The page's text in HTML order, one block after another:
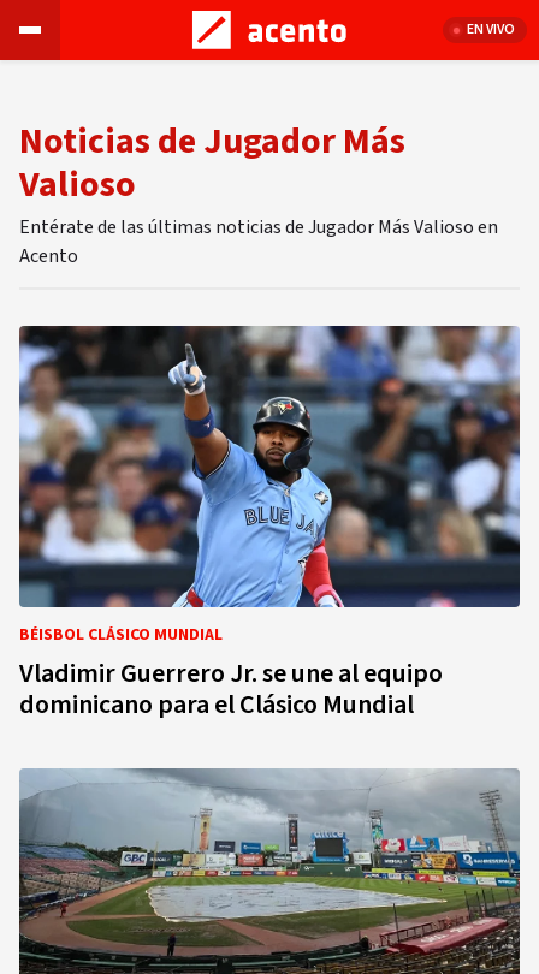
EN VIVO
Noticias de Jugador Más
Valioso
Entérate de las últimas noticias de Jugador Más Valioso en
Acento
BÉISBOL CLÁSICO MUNDIAL
Vladimir Guerrero Jr. se une al equipo
dominicano para el Clásico Mundial